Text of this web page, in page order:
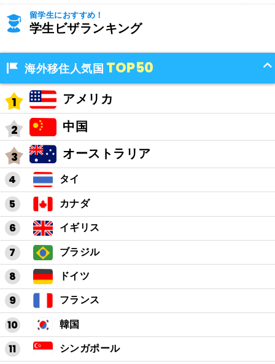
留学生におすすめ！
学生ビザランキング
海外移住人気国 TOP50
アメリカ
中国
オーストラリア
タイ
カナダ
イギリス
ブラジル
ドイツ
フランス
韓国
シンガポール